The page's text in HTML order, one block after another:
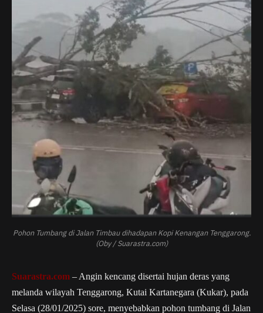
Pohon Tumbang di Jalan Timbau dihadapan Kopi Kenangan Tenggarong.
(Oby / Suarastra.com)
Suarastra.com – Angin kencang disertai hujan deras yang
melanda wilayah Tenggarong, Kutai Kartanegara (Kukar), pada
Selasa (28/01/2025) sore, menyebabkan pohon tumbang di Jalan